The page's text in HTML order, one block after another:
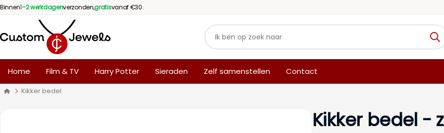
Binnen1–2 werkdagenverzonden,gratisvanaf €30.
Home Film & TV Harry Potter Sieraden Zelf samenstellen Contact
Kikker bedel
Kikker bedel -